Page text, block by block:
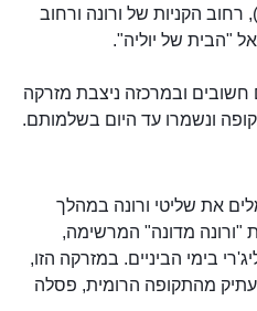
מדרחוב מאציני (Via Mazzini), רחוב הקניות של ורונה ורחוב
ובמרכזה ניצבת מזרקה
ונשמרו עד היום בשלמותם.
את שליטי ורונה במהלך
"ורונה מדונה" המרשימה,
בימי הביניים. במזרקה הזו,
שיש עתיק מהתקופה הרומית, פסלה